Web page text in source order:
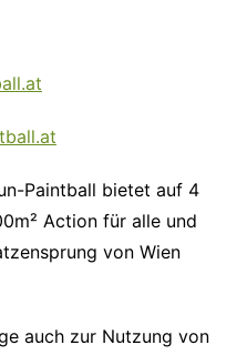
Paintball bietet auf 4
Action für alle und
von Wien
auch zur Nutzung von